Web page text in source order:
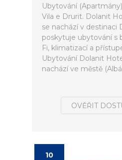
Ubytování
Vila e Drurit. Dolanit
se nachází v destinaci
poskytuje ubytování s
Fi, klimatizací a
Ubytování Dolanit
nachází ve městě
OVĚŘIT
10